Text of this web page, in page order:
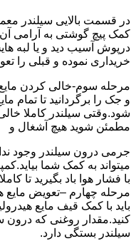
در قسمت بالایی سیلندر
کمک پیچ گوشتی به آرامی آن
درپوش آسیب دید و یا لبه
خریداری نموده و قبلی را
مرحله سوم-خالی کردن
و جک را برگردانید تا تمام
شود.وقتی سیلندر کاملا
مطمئن شوید هیچ آشغال و
جرمی درون سیلندر وجود
میتواند به کمک شما
با فشار هوا باد بگیرید تا
مرحله چهارم –تعویض مایع
باید با کمک قیف مایع
کنید.مقدار روغنی که درون
سیلندر بستگی دارد.